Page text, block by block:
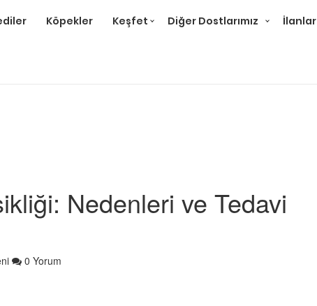
Köpekler Keşfet Diğer Dostlarımız İlanlar
Nedenleri ve Tedavi
0 Yorum